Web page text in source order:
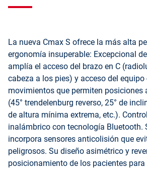
La nueva Cmax S ofrece la más alta
ergonomía insuperable: Excepcional
amplía el acceso del brazo en C
cabeza a los pies) y acceso del
movimientos que permiten posiciones
(45° trendelenburg reverso, 25° de
de altura mínima extrema, etc.).
inalámbrico con tecnología Bluetooth.
incorpora sensores anticolisión que
peligrosos. Su diseño asimétrico y
posicionamiento de los pacientes